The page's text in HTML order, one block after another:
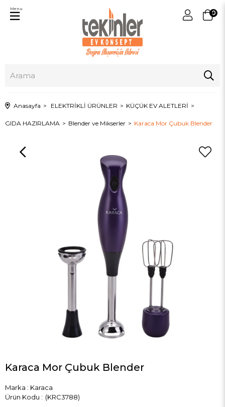
0
Menu
Anasayfa ELEKTRİKLİ ÜRÜNLER KÜÇÜK EV ALETLERİ
GIDA HAZIRLAMA Blender ve Mikserler Karaca Mor Çubuk Blender
Karaca Mor Çubuk Blender
Marka : Karaca
(KRC3788)